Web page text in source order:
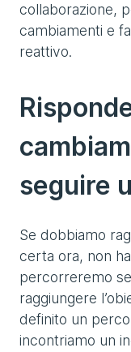
collaborazione,
cambiamenti e
reattivo.
seguire
Se dobbiamo
certa ora, non
percorreremo
raggiungere
definito un
incontriamo un